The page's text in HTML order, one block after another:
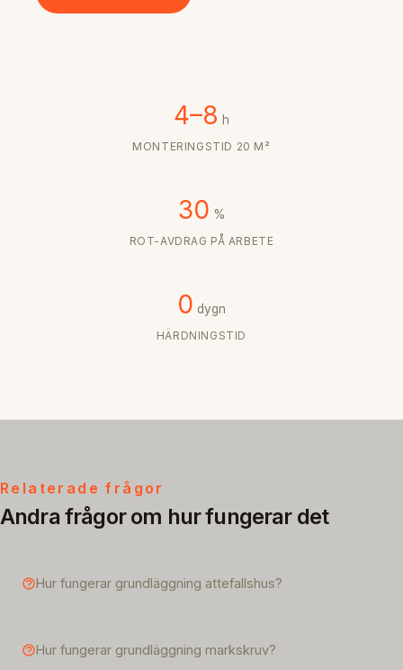
4–8 h
MONTERINGSTID 20 M²
30 %
ROT-AVDRAG PÅ ARBETE
0 dygn
HÄRDNINGSTID
Relaterade frågor
Andra frågor om hur fungerar det
Hur fungerar grundläggning attefallshus?
Hur fungerar grundläggning markskruv?